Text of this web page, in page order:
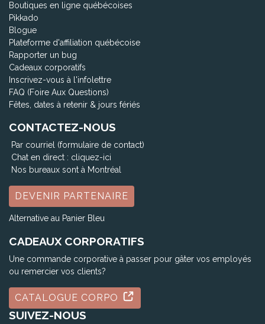
Boutiques en ligne québécoises
Pikkado
Blogue
Plateforme d'affiliation québécoise
Rapporter un bug
Cadeaux corporatifs
Inscrivez-vous à l'infolettre
FAQ (Foire Aux Questions)
Fêtes, dates à retenir & jours fériés
CONTACTEZ-NOUS
Par courriel (formulaire de contact)
Chat en direct : cliquez-ici
Nos bureaux sont à Montréal
DEVENIR PARTENAIRE
Alternative au Panier Bleu
CADEAUX CORPORATIFS
Une commande corporative à passer pour gâter vos employés
ou remercier vos clients?
CATALOGUE CORPO
SUIVEZ-NOUS